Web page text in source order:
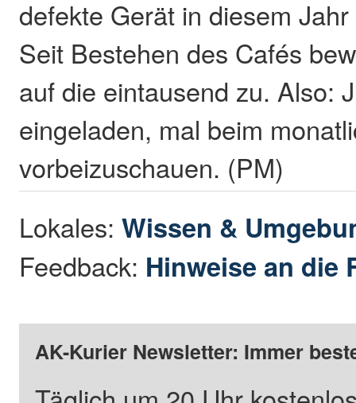
defekte Gerät in diesem
Seit Bestehen des Cafés
auf die eintausend zu. Also:
eingeladen, mal beim
vorbeizuschauen. (PM)
Lokales:Wissen &
Feedback: Hinweise an die
AK-Kurier Newsletter: Immer